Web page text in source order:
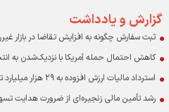
گزارش و یادداشت
ثبت سفارش چگونه به افزایش تقاضا در بازار
کاهش احتمال حمله آمریکا با نزدیک‌شدن به انتخابات
استرداد مالیات ارزش افزوده به ۲۹ هزار میلیارد تومان رسید
رشد تأمین مالی زنجیره‌ای از ضرورت هدایت